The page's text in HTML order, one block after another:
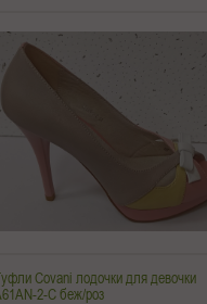
Covani лодочки для девочки
2-C беж/роз